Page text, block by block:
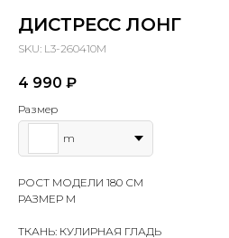
ДИСТРЕСС ЛОНГ
SKU: L3-260410M
4 990 ₽
Размер
m
РОСТ МОДЕЛИ 180 СМ
РАЗМЕР М
ТКАНЬ: КУЛИРНАЯ ГЛАДЬ